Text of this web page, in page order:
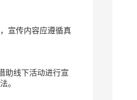
宣传内容应遵循真
助线下活动进行宣
。